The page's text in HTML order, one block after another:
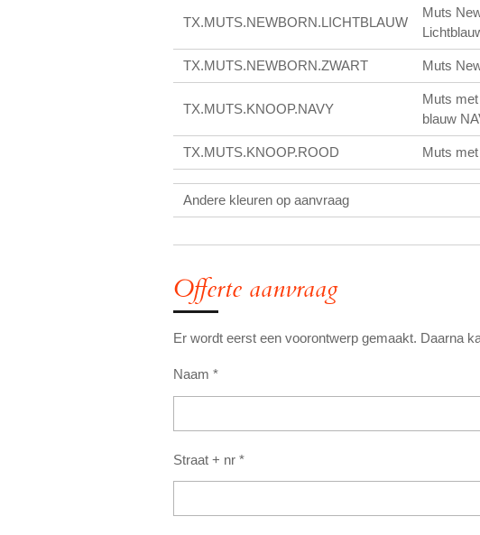
TX.MUTS.NEWBORN.LICHTBLAUW
Muts
TX.MUTS.NEWBORN.ZWART Muts
TX.MUTS.KNOOP.NAVY
Muts
blauw
TX.MUTS.KNOOP.ROOD Muts
Andere kleuren op aanvraag
Offerte aanvraag
Er wordt eerst een voorontwerp gemaakt. Daarna
Naam *
Straat + nr *